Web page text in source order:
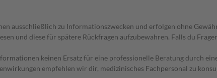
ausschließlich zu Informationszwecken und erfolgen ohne
und diese für spätere Rückfragen aufzubewahren. Falls du
keinen Ersatz für eine professionelle Beratung durch
empfehlen wir dir, medizinisches Fachpersonal zu